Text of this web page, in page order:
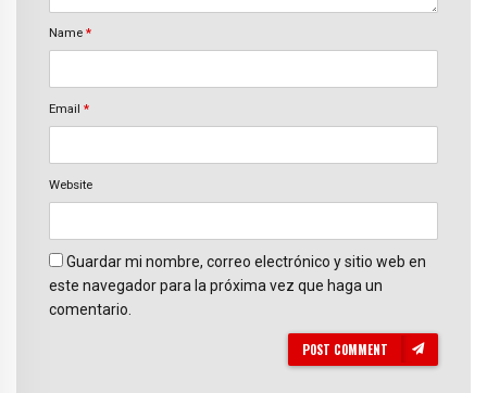
Name *
Email *
Website
Guardar mi nombre, correo electrónico y sitio web en
este navegador para la próxima vez que haga un
comentario.
POST COMMENT